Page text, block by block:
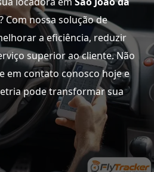
Com nossa solução de
a eficiência, reduzir
superior ao cliente. Não
em contato conosco hoje e
pode transformar sua